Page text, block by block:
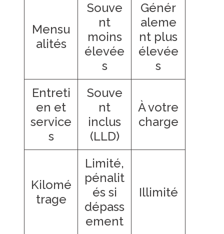
Mensu
alités
Souve
nt
moins
élevée
s
Génér
aleme
nt plus
élevée
s
Entreti
en et
service
s
Souve
nt
inclus
(LLD)
À votre
charge
Kilomé
trage
Limité,
pénalit
és si
dépass
ement
Illimité